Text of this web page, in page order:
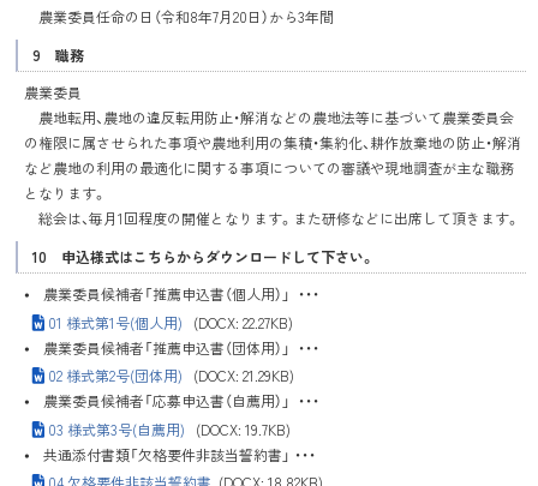
農業委員任命の日（令和8年7月20日）から3年間
9 職務
農業委員
農地転用、農地の違反転用防止・解消などの農地法等に基づいて農業委員会
の権限に属させられた事項や農地利用の集積・集約化、耕作放棄地の防止・解消
など農地の利用の最適化に関する事項についての審議や現地調査が主な職務
となります。
総会は、毎月1回程度の開催となります。また研修などに出席して頂きます。
10 申込様式はこちらからダウンロードして下さい。
⦁ 農業委員候補者「推薦申込書（個人用）」 ・・・
01 様式第1号(個人用)
(DOCX: 22.27KB)
⦁ 農業委員候補者「推薦申込書（団体用）」 ・・・
02 様式第2号(団体用)
(DOCX: 21.29KB)
⦁ 農業委員候補者「応募申込書（自薦用）」 ・・・
03 様式第3号(自薦用)
(DOCX: 19.7KB)
⦁ 共通添付書類「欠格要件非該当誓約書」 ・・・